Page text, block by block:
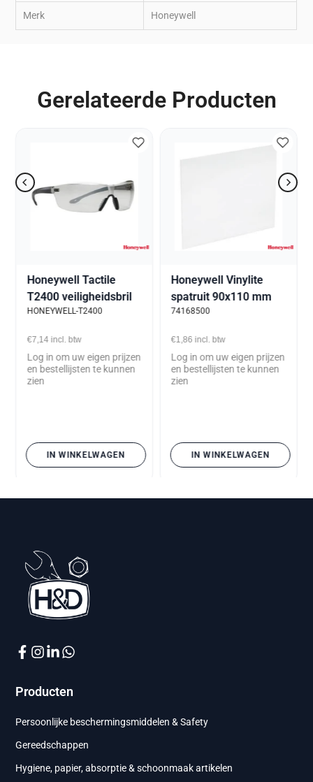
Merk Honeywell
Gerelateerde Producten
Honeywell Tactile
T2400 veiligheidsbril
HONEYWELL-T2400
€7,14 incl. btw
Log in om uw eigen prijzen
en bestellijsten te kunnen
zien
IN WINKELWAGEN
Honeywell Vinylite
spatruit 90x110 mm
74168500
€1,86 incl. btw
Log in om uw eigen prijzen
en bestellijsten te kunnen
zien
IN WINKELWAGEN
Producten
Persoonlijke beschermingsmiddelen & Safety
Gereedschappen
Hygiene, papier, absorptie & schoonmaak artikelen